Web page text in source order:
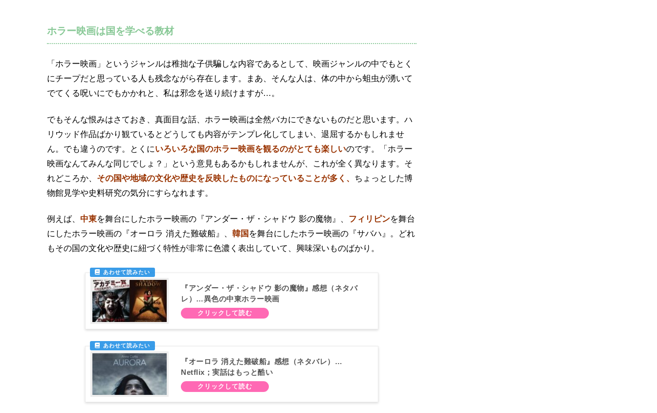
ホラー映画は国を学べる教材
「ホラー映画」というジャンルは稚拙な子供騙しな内容であるとして、映画ジャンルの中でもとく
にチープだと思っている人も残念ながら存在します。まあ、そんな人は、体の中から蛆虫が湧いて
でてくる呪いにでもかかれと、私は邪念を送り続けますが…。
でもそんな恨みはさておき、真面目な話、ホラー映画は全然バカにできないものだと思います。ハ
リウッド作品ばかり観ているとどうしても内容がテンプレ化してしまい、退屈するかもしれませ
ん。でも違うのです。とくにいろいろな国のホラー映画を観るのがとても楽しいのです。「ホラー
映画なんてみんな同じでしょ？」という意見もあるかもしれませんが、これが全く異なります。そ
れどころか、 その国や地域の文化や歴史を反映したものになっていることが多く、 ちょっとした博
物館見学や史料研究の気分にすらなれます。
例えば、 中東を舞台にしたホラー映画の『アンダー・ザ・シャドウ 影の魔物』、 フィリピンを舞台
にしたホラー映画の『オーロラ 消えた難破船』、 韓国 を舞台にしたホラー映画の『サバハ』。どれ
もその国の文化や歴史に紐づく特性が非常に色濃く表出していて、興味深いものばかり。
『アンダー・ザ・シャドウ 影の魔物』感想（ネタバ
レ）…異色の中東ホラー映画
『オーロラ 消えた難破船』感想（ネタバレ）…
Netflix；実話はもっと酷い